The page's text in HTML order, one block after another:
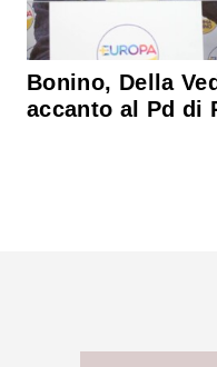
Bonino, Della
accanto al Pd di